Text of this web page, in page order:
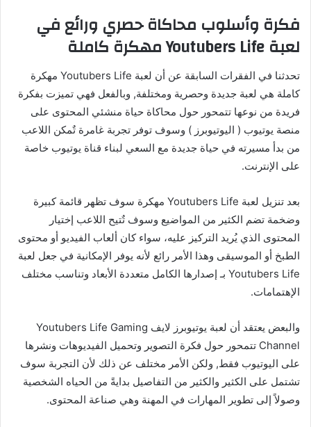
فكرة وأسلوب محاكاة حصري ورائع في
لعبة Youtubers Life مهكرة كاملة
تحدثنا في الفقرات السابقة عن أن لعبة Youtubers Life مهكرة
كاملة هي لعبة جديدة وحصرية ومختلفة, وبالفعل فهي تميزت بفكرة
فريدة من نوعها تتمحور حول محاكاة حياة منشئي المحتوى على
منصة يوتيوب ( اليوتيوبرز ) وسوف توفر تجربة غامرة تٌمكن اللاعب
من بدأ مسيرته في حياة جديدة مع السعي لبناء قناة يوتيوب خاصة
على الإنترنت.
بعد تنزيل لعبة Youtubers Life مهكرة سوف تظهر قائمة كبيرة
وضخمة تضم الكثير من المواضيع وسوف تٌتيح اللاعب إختيار
المحتوى الذي يُريد التركيز عليه، سواء كان ألعاب الفيديو أو محتوى
الطبخ أو الموسيقى وهذا الأمر رائع لأنه يوفر الإمكانية في جعل لعبة
Youtubers Life بـ إصدارها الكامل متعددة الأبعاد وتناسب مختلف
الإهتمامات.
والبعض يعتقد أن لعبة يوتيوبرز لايف Youtubers Life Gaming
Channel تتمحور حول فكرة التصوير وتحميل الفيديوهات ونشرها
على اليوتيوب فقط, ولكن الأمر مختلف عن ذلك لأن التجربة سوف
تشتمل على الكثير والكثير من التفاصيل بدايةً من الحياه الشخصية
وصولاً إلى تطوير المهارات في المهنة وهي صناعة المحتوى.